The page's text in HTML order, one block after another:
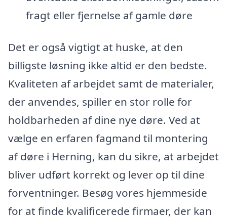
fragt eller fjernelse af gamle døre
Det er også vigtigt at huske, at den
billigste løsning ikke altid er den bedste.
Kvaliteten af arbejdet samt de materialer,
der anvendes, spiller en stor rolle for
holdbarheden af dine nye døre. Ved at
vælge en erfaren fagmand til montering
af døre i Herning, kan du sikre, at arbejdet
bliver udført korrekt og lever op til dine
forventninger. Besøg vores hjemmeside
for at finde kvalificerede firmaer, der kan